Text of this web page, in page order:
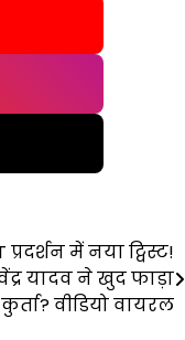
प्रदर्शन में नया ट्विस्ट!
यादव ने खुद फाड़ा
कुर्ता? वीडियो वायरल